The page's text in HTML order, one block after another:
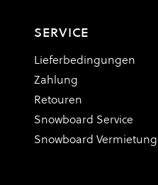
SERVICE
Lieferbedingungen
Zahlung
Retouren
Snowboard Service
Snowboard Vermietung